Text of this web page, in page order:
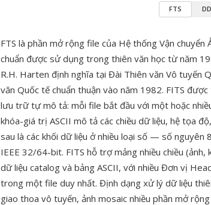
FTS
FTS là phần mở rộng file của Hệ thống Vận chuyển
chuẩn được sử dụng trong thiên văn học từ năm
R.H. Harten định nghĩa tại Đài Thiên văn Vô tuyến
văn Quốc tế chuẩn thuận vào năm 1982. FITS
lưu trữ tự mô tả: mỗi file bắt đầu với một hoặc
khóa-giá trị ASCII mô tả các chiều dữ liệu, hệ tọa
sau là các khối dữ liệu ở nhiều loại số — số
IEEE 32/64-bit. FITS hỗ trợ mảng nhiều chiều (ảnh,
dữ liệu catalog và bảng ASCII, với nhiều Đơn vị
trong một file duy nhất. Định dạng xử lý dữ liệu
giao thoa vô tuyến, ảnh mosaic nhiều phần mở